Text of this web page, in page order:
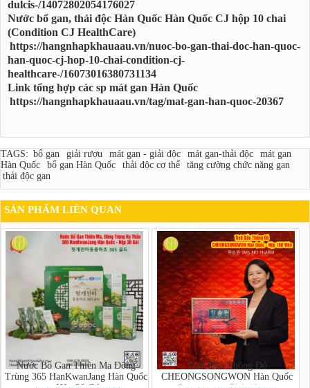
dulcis-/14072802054176027
Nước bổ gan, thải độc Hàn Quốc Hàn Quốc CJ hộp 10 chai
(Condition CJ HealthCare)
https://hangnhapkhauaau.vn/nuoc-bo-gan-thai-doc-han-quoc-
han-quoc-cj-hop-10-chai-condition-cj-
healthcare-/16073016380731134
Link tổng hợp các sp mát gan Hàn Quốc
https://hangnhapkhauaau.vn/tag/mat-gan-han-quoc-20367
TAGS: bổ gan giải rượu mát gan - giải độc mát gan-thải độc
mát gan
Hàn Quốc
bổ gan Hàn Quốc thải độc cơ thể
tăng cường chức năng gan
thải độc gan
SẢN PHẨM LIÊN QUAN
Nước Bổ Gan Thiên Ma Đông
Trùng 365 HanKwanJang Hàn Quốc
Tinh Dầu Thông Đỏ
CHEONGSONGWON Hàn Quốc